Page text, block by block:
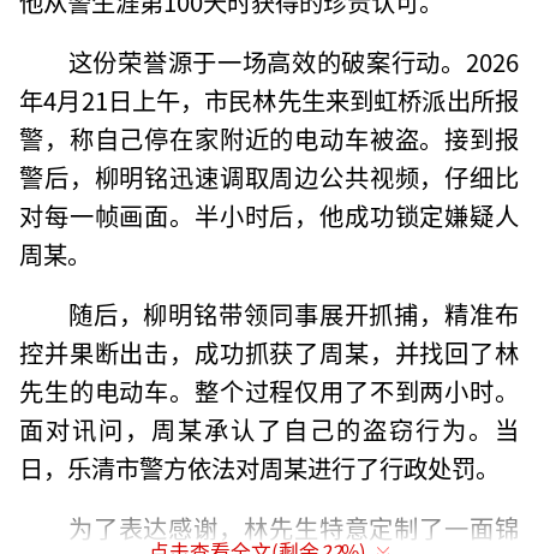
这份荣誉源于一场高效的破案行动。2026
年4月21日上午，市民林先生来到虹桥派出所报
警，称自己停在家附近的电动车被盗。接到报
警后，柳明铭迅速调取周边公共视频，仔细比
对每一帧画面。半小时后，他成功锁定嫌疑人
周某。
随后，柳明铭带领同事展开抓捕，精准布
控并果断出击，成功抓获了周某，并找回了林
先生的电动车。整个过程仅用了不到两小时。
面对讯问，周某承认了自己的盗窃行为。当
日，乐清市警方依法对周某进行了行政处罚。
为了表达感谢，林先生特意定制了一面锦